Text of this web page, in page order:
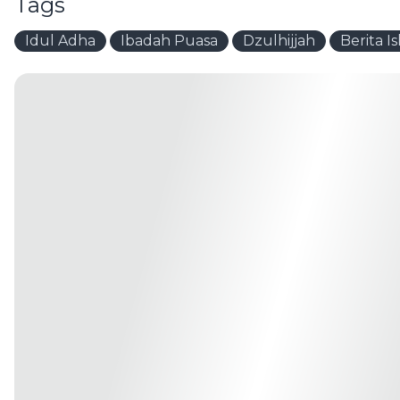
Idul Adha Ibadah Puasa Dzulhijjah Berita